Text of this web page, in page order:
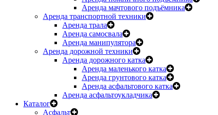
Аренда мачтового подъёмника
Аренда транспортной техники
Аренда трала
Аренда самосвала
Аренда манипулятора
Аренда дорожной техники
Аренда дорожного катка
Аренда маленького катка
Аренда грунтового катка
Аренда асфальтового катка
Аренда асфальтоукладчика
Каталог
Асфальт